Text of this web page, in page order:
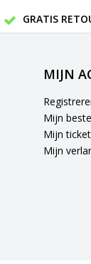
GRATIS
MIJN
Mijn
Mijn
Mijn